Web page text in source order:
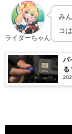
ライダーちゃん
み
コ
バ
る